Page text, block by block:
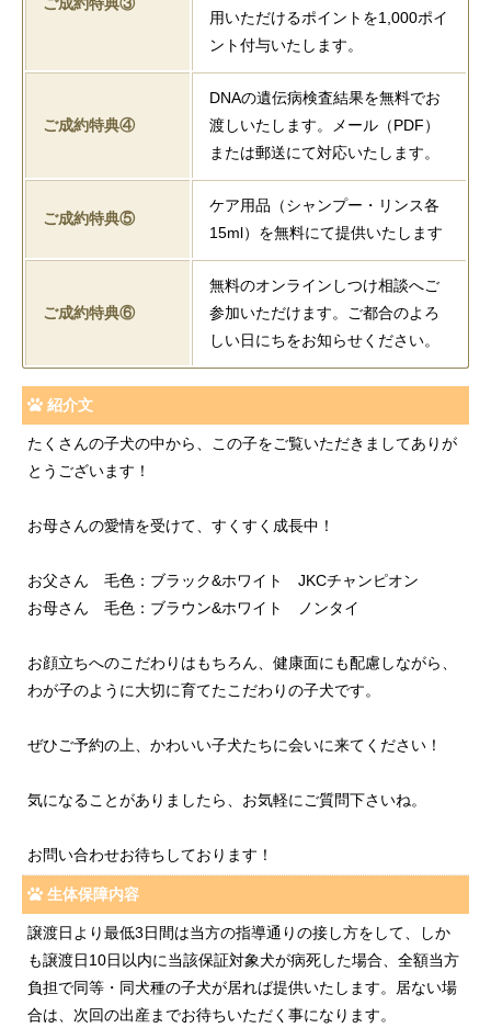
ご成約特典③
用いただけるポイントを1,000ポイ
ント付与いたします。
ご成約特典④
DNAの遺伝病検査結果を無料でお
渡しいたします。メール（PDF）
または郵送にて対応いたします。
ご成約特典⑤
ケア用品（シャンプー・リンス各
15ml）を無料にて提供いたします
ご成約特典⑥
無料のオンラインしつけ相談へご
参加いただけます。ご都合のよろ
しい日にちをお知らせください。
紹介文
たくさんの子犬の中から、この子をご覧いただきましてありが
とうございます！
お母さんの愛情を受けて、すくすく成長中！
お父さん 毛色：ブラック&ホワイト JKCチャンピオン
お母さん 毛色：ブラウン&ホワイト ノンタイ
お顔立ちへのこだわりはもちろん、健康面にも配慮しながら、
わが子のように大切に育てたこだわりの子犬です。
ぜひご予約の上、かわいい子犬たちに会いに来てください！
気になることがありましたら、お気軽にご質問下さいね。
お問い合わせお待ちしております！
生体保障内容
譲渡日より最低3日間は当方の指導通りの接し方をして、しか
も譲渡日10日以内に当該保証対象犬が病死した場合、全額当方
負担で同等・同犬種の子犬が居れば提供いたします。居ない場
合は、次回の出産までお待ちいただく事になります。